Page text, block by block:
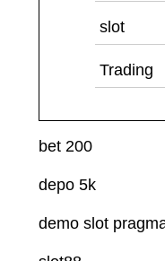
slot
Trading
bet 200
depo 5k
demo slot